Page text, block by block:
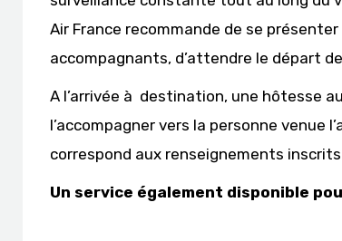
Air France recommande de se
accompagnants, d’attendre le départ
A l’arrivée à destination, une hôtesse
l’accompagner vers la personne venue
correspond aux renseignements
Un service également disponible